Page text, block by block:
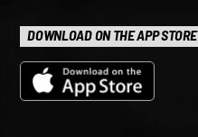
DOWNLOAD ON THE APP STORE